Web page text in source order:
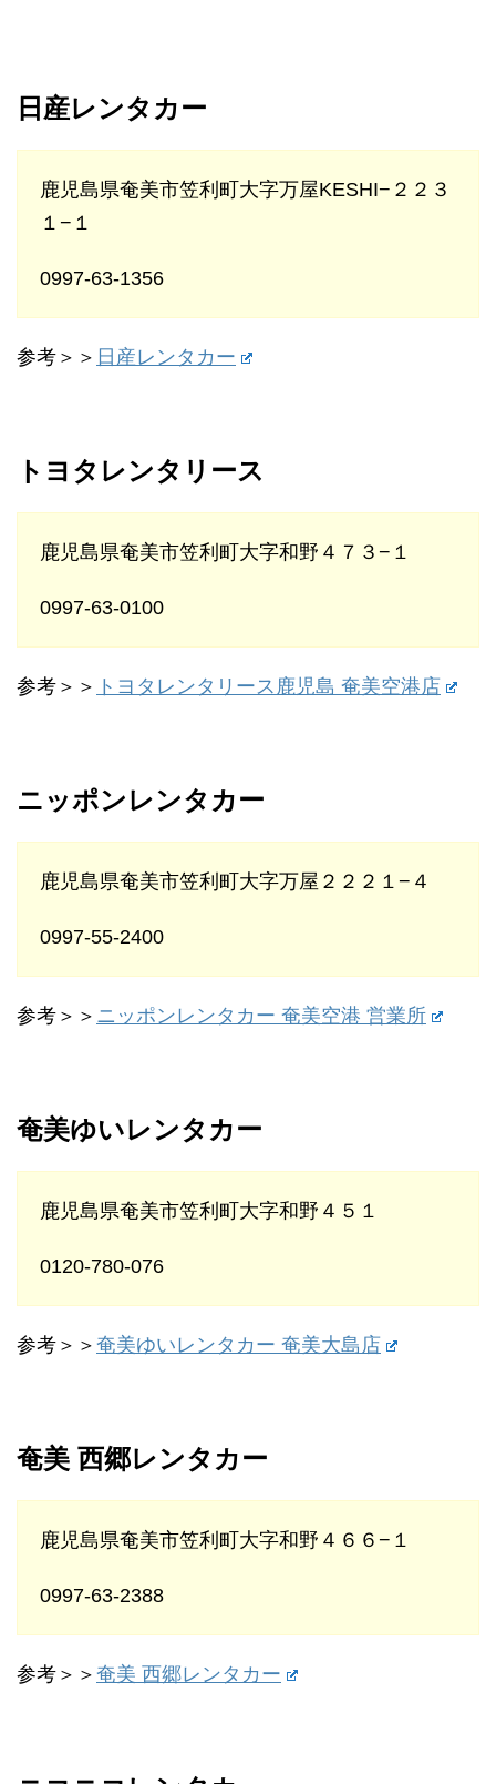
日産レンタカー
鹿児島県奄美市笠利町大字万屋KESHI−２２３
１−１
0997-63-1356
参考＞＞ 日産レンタカー
トヨタレンタリース
鹿児島県奄美市笠利町大字和野４７３−１
0997-63-0100
参考＞＞ トヨタレンタリース鹿児島 奄美空港店
ニッポンレンタカー
鹿児島県奄美市笠利町大字万屋２２２１−４
0997-55-2400
参考＞＞ ニッポンレンタカー 奄美空港 営業所
奄美ゆいレンタカー
鹿児島県奄美市笠利町大字和野４５１
0120-780-076
参考＞＞ 奄美ゆいレンタカー 奄美大島店
奄美 西郷レンタカー
鹿児島県奄美市笠利町大字和野４６６−１
0997-63-2388
参考＞＞ 奄美 西郷レンタカー